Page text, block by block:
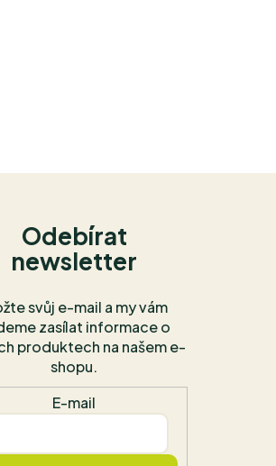
Odebírat
newsletter
svůj e-mail a my vám
zasílat informace o
produktech na našem e-
shopu.
E-mail